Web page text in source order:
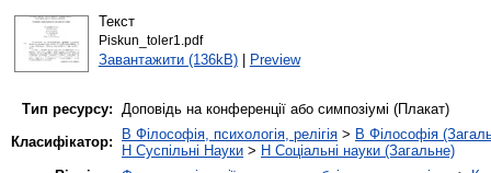
Текст
Piskun_toler1.pdf
Завантажити (136kB)| Preview
Тип ресурсу: Доповідь на конференції або симпозіумі (Плакат)
Класифікатор:
B Філософія, психологія, релігія > B Філософія
H Суспільні Науки > H Соціальні науки (Загальне)